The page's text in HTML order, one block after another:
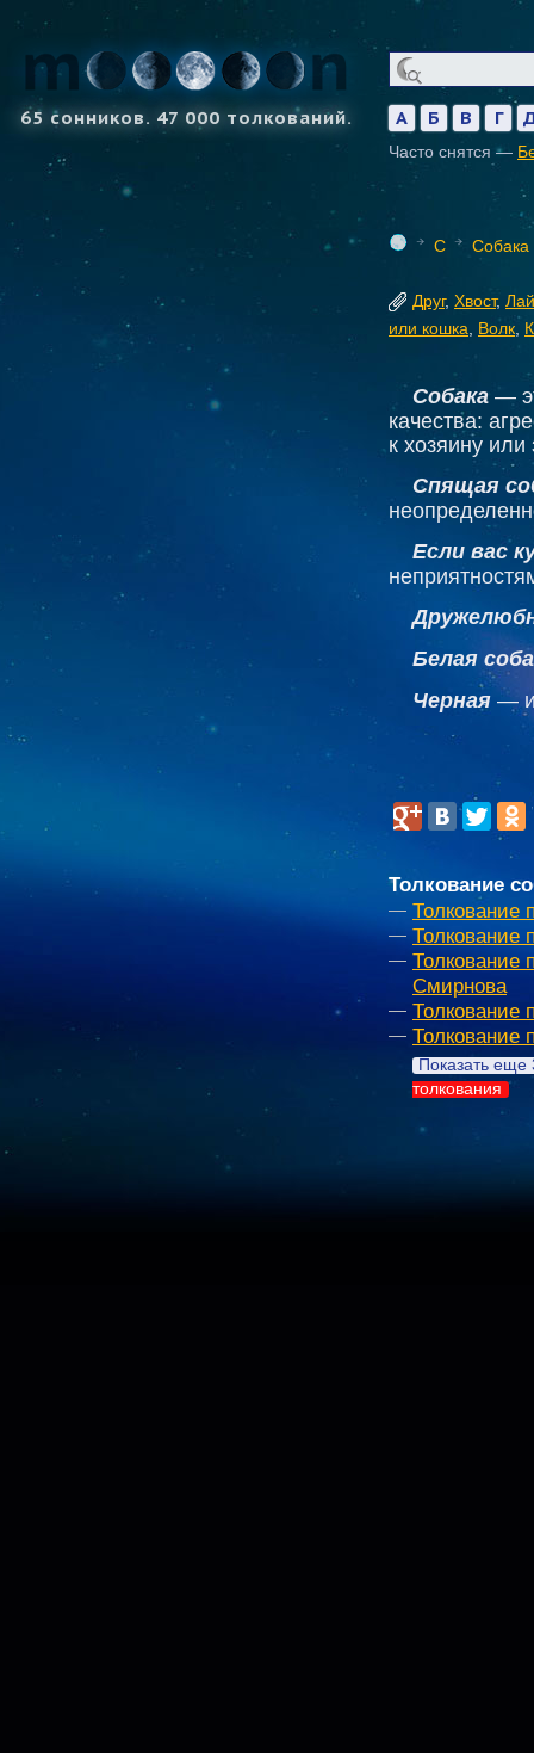
65 сонников. 47 000 толкований. А Б В Г
Часто снятся —
С Собака
Друг, Хвост, Лай
или кошка
Волк
Собака —
качества:
к хозяину или
Спящая
Если вас
Белая
Черная —
Толкование
Толкование
Толкование
Толкование
Смирнова
Толкование
Толкование
Показать еще
толкования